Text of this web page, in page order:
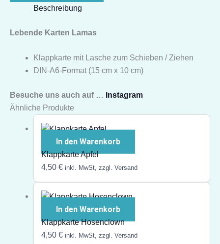
Beschreibung
Lebende Karten Lamas
Klappkarte mit Lasche zum Schieben / Ziehen
DIN-A6-Format (15 cm x 10 cm)
Besuche uns auch auf …
Instagram
Ähnliche Produkte
In den Warenkorb
Klappkarte Apfel
4,50 € inkl. MwSt, zzgl. Versand
In den Warenkorb
Klappkarte Hosenclown
4,50 € inkl. MwSt, zzgl. Versand